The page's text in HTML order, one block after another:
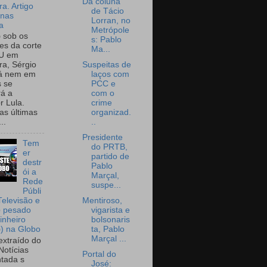
Artigo
sob os
da corte
em
Sérgio
nem em
se
a
Lula.
últimas
Tem
er
destr
ói a
Rede
Públi
e
pesado
na Globo
do
s
de Tácio
Lorran, no
Metrópole
s: Pablo
Ma...
Suspeitas de
laços com
PCC e
com o
crime
organizad.
Presidente
do PRTB,
partido de
Pablo
Marçal,
suspe...
Mentiroso,
vigarista e
bolsonaris
ta, Pablo
Marçal ...
Portal do
José: